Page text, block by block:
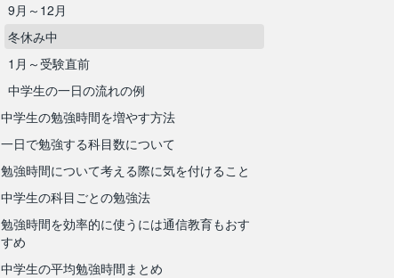
9月～12月
冬休み中
1月～受験直前
中学生の一日の流れの例
中学生の勉強時間を増やす方法
一日で勉強する科目数について
勉強時間について考える際に気を付けること
中学生の科目ごとの勉強法
勉強時間を効率的に使うには通信教育もおす
すめ
中学生の平均勉強時間まとめ